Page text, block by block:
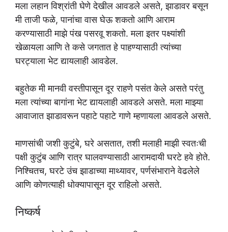
मला लहान विश्रांती घेणे देखील आवडले असते, झाडावर बसून
मी ताजी फळे, पानांचा वास घेऊ शकतो आणि आराम
करण्यासाठी माझे पंख पसरवू शकतो. मला इतर पक्ष्यांशी
खेळायला आणि ते कसे जगतात हे पाहण्यासाठी त्यांच्या
घरट्याला भेट द्यायलाही आवडेल.
बहुतेक मी मानवी वस्तीपासून दूर राहणे पसंत केले असते परंतु
मला त्यांच्या बागांना भेट द्यायलाही आवडले असते. मला माझ्या
आवाजात झाडावरून पहाटे पहाटे गाणे म्हणायला आवडले असते.
माणसांची जशी कुटुंबे, घरे असतात, तशी मलाही माझी स्वतःची
पक्षी कुटुंब आणि रात्र घालवण्यासाठी आरामदायी घरटे हवे होते.
निश्चितच, घरटे उंच झाडाच्या माथ्यावर, पर्णसंभाराने वेढलेले
आणि कोणत्याही धोक्यापासून दूर राहिलो असते.
निष्कर्ष